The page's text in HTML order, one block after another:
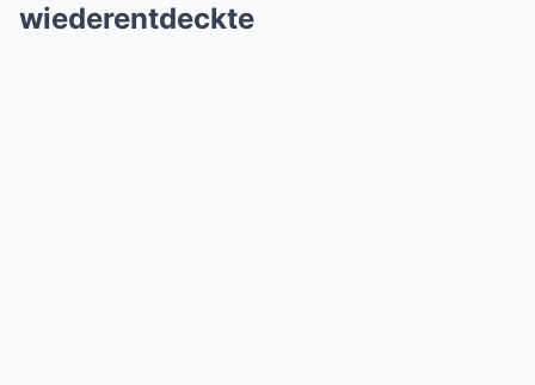
wiederentdeckte